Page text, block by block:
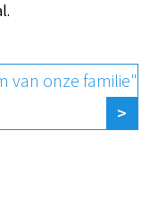
van onze familie"